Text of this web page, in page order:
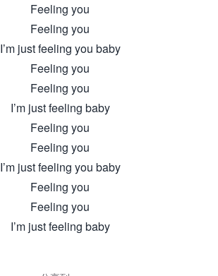
Feeling you
Feeling you
I’m just feeling you baby
Feeling you
Feeling you
I’m just feeling baby
Feeling you
Feeling you
I’m just feeling you baby
Feeling you
Feeling you
I’m just feeling baby